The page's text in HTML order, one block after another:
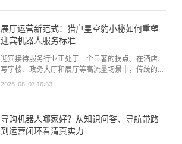
素共同作用的结果：一方面，劳动力成本持续上升，
型和多模态感知为代表的A…
展厅运营新范式：猎户星空豹小秘如何重塑
迎宾机器人服务标准
迎宾接待服务行业正处于一个显著的拐点。在酒店、
写字楼、政务大厅和展厅等高流量场景中，传统的运
营模式正面临前所未有的挑战。这一转变并非偶然，
市场规模据IDC预测将在2025年达到13.7亿美元，
普及，使得机器人…
2026-08-07 16:33
导购机器人哪家好？从知识问答、导航带路
到运营闭环看清真实力